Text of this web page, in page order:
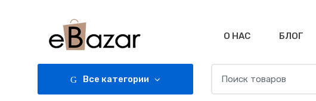
О НАС БЛОГ
Все категории
for: